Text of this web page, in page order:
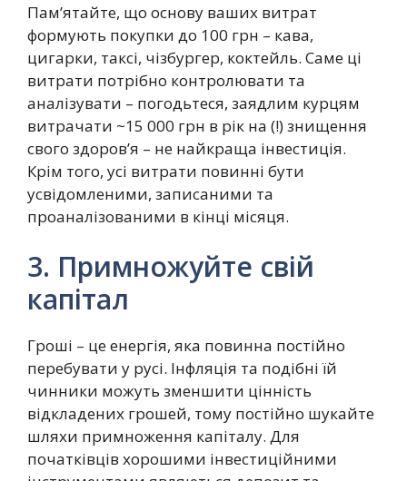
Пам’ятайте, що основу ваших витрат
формують покупки до 100 грн – кава,
цигарки, таксі, чізбургер, коктейль. Саме ці
витрати потрібно контролювати та
аналізувати – погодьтеся, заядлим курцям
витрачати ~15 000 грн в рік на (!) знищення
свого здоров’я – не найкраща інвестиція.
Крім того, усі витрати повинні бути
усвідомленими, записаними та
проаналізованими в кінці місяця.
3. Примножуйте свій
капітал
Гроші – це енергія, яка повинна постійно
перебувати у русі. Інфляція та подібні їй
чинники можуть зменшити цінність
відкладених грошей, тому постійно шукайте
шляхи примноження капіталу. Для
початківців хорошими інвестиційними